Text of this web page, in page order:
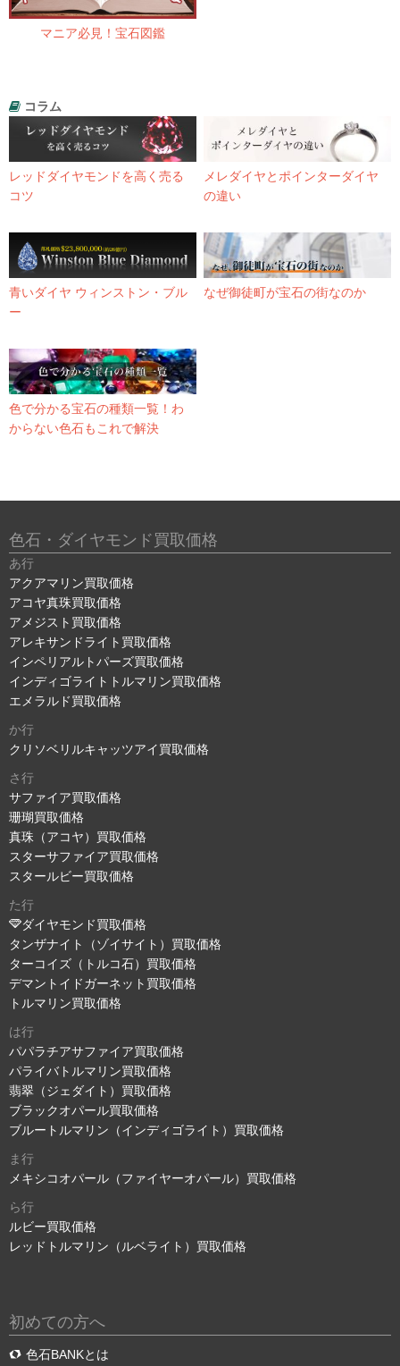
マニア必見！宝石図鑑
コラム
レッドダイヤモンドを高く売る
コツ
メレダイヤとポインターダイヤ
の違い
青いダイヤ ウィンストン・ブル
ー
なぜ御徒町が宝石の街なのか
色で分かる宝石の種類一覧！わ
からない色石もこれで解決
色石・ダイヤモンド買取価格
あ行
アクアマリン買取価格
アコヤ真珠買取価格
アメジスト買取価格
アレキサンドライト買取価格
インペリアルトパーズ買取価格
インディゴライトトルマリン買取価格
エメラルド買取価格
か行
クリソベリルキャッツアイ買取価格
さ行
サファイア買取価格
珊瑚買取価格
真珠（アコヤ）買取価格
スターサファイア買取価格
スタールビー買取価格
た行
ダイヤモンド買取価格
タンザナイト（ゾイサイト）買取価格
ターコイズ（トルコ石）買取価格
デマントイドガーネット買取価格
トルマリン買取価格
は行
パパラチアサファイア買取価格
パライバトルマリン買取価格
翡翠（ジェダイト）買取価格
ブラックオパール買取価格
ブルートルマリン（インディゴライト）買取価格
ま行
メキシコオパール（ファイヤーオパール）買取価格
ら行
ルビー買取価格
レッドトルマリン（ルベライト）買取価格
初めての方へ
色石BANKとは